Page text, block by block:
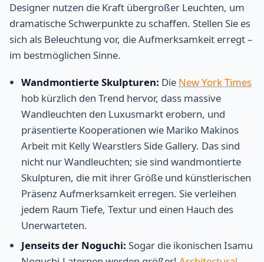
Designer nutzen die Kraft übergroßer Leuchten, um
dramatische Schwerpunkte zu schaffen. Stellen Sie es
sich als Beleuchtung vor, die Aufmerksamkeit erregt –
im bestmöglichen Sinne.
Wandmontierte Skulpturen: Die New York Times
hob kürzlich den Trend hervor, dass massive
Wandleuchten den Luxusmarkt erobern, und
präsentierte Kooperationen wie Mariko Makinos
Arbeit mit Kelly Wearstlers Side Gallery. Das sind
nicht nur Wandleuchten; sie sind wandmontierte
Skulpturen, die mit ihrer Größe und künstlerischen
Präsenz Aufmerksamkeit erregen. Sie verleihen
jedem Raum Tiefe, Textur und einen Hauch des
Unerwarteten.
Jenseits der Noguchi: Sogar die ikonischen Isamu